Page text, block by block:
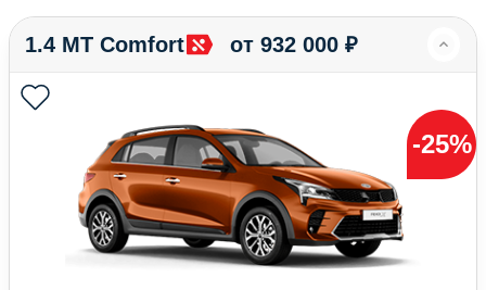
1.4 MT Сomfort от 932 000 ₽
-25%